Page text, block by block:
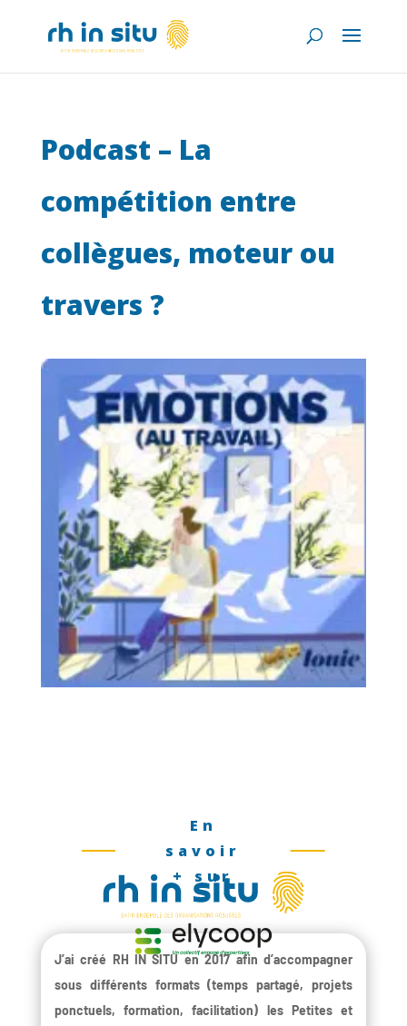
Podcast – La
compétition entre
collègues, moteur ou
travers ?
En
savoir
+ sur
J’ai créé RH IN SITU en 2017 afin d’accompagner
sous différents formats (temps partagé, projets
ponctuels, formation, facilitation) les Petites et